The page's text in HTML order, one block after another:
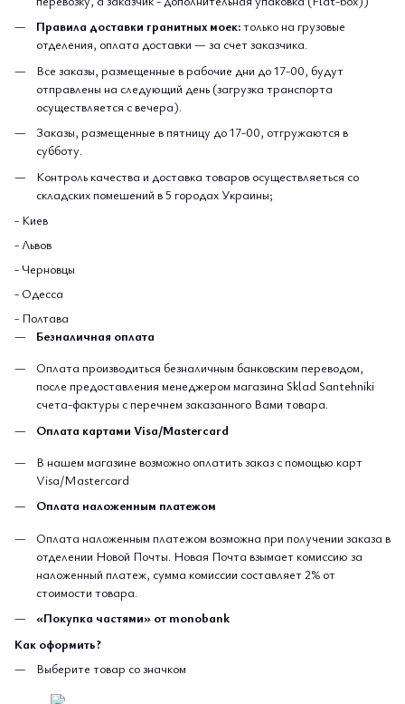
Правила доставки гранитных моек:только на грузовые
отделения, оплата доставки — за счет заказчика.
Все заказы, размещенные в рабочие дни до 17-00, будут
отправлены на следующий день (загрузка транспорта
осуществляется с вечера).
Заказы, размещенные в пятницу до 17-00, отгружаются в
субботу.
Контроль качества и доставка товаров осуществляеться со
складских помешений в 5 городах Украины;
- Киев
- Львов
- Черновцы
- Одесса
- Полтава
Безналичная оплата
Оплата производиться безналичным банковским переводом,
после предоставления менеджером магазина Sklad Santehniki
счета-фактуры с перечнем заказанного Вами товара.
Оплата картами Visa/Mastercard
В нашем магазине возможно оплатить заказ с помощью карт
Visa/Mastercard
Оплата наложенным платежом
Оплата наложенным платежом возможна при получении заказа в
отделении Новой Почты. Новая Почта взымает комиссию за
наложенный платеж, сумма комиссии составляет 2% от
стоимости товара.
«Покупка частями» от monobank
Как оформить?
Выберите товар со значком